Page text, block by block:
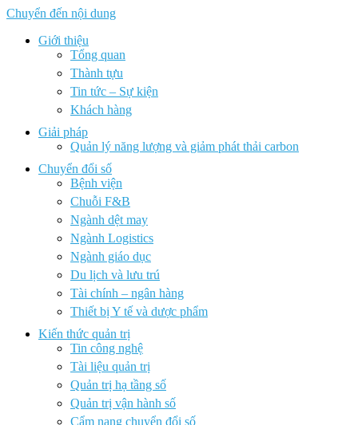
Chuyển đến nội dung
Giới thiệu
Tổng quan
Thành tựu
Tin tức – Sự kiện
Khách hàng
Giải pháp
Quản lý năng lượng và giảm phát thải carbon
Chuyển đổi số
Bệnh viện
Chuỗi F&B
Ngành dệt may
Ngành Logistics
Ngành giáo dục
Du lịch và lưu trú
Tài chính – ngân hàng
Thiết bị Y tế và dược phẩm
Kiến thức quản trị
Tin công nghệ
Tài liệu quản trị
Quản trị hạ tầng số
Quản trị vận hành số
Cẩm nang chuyển đổi số